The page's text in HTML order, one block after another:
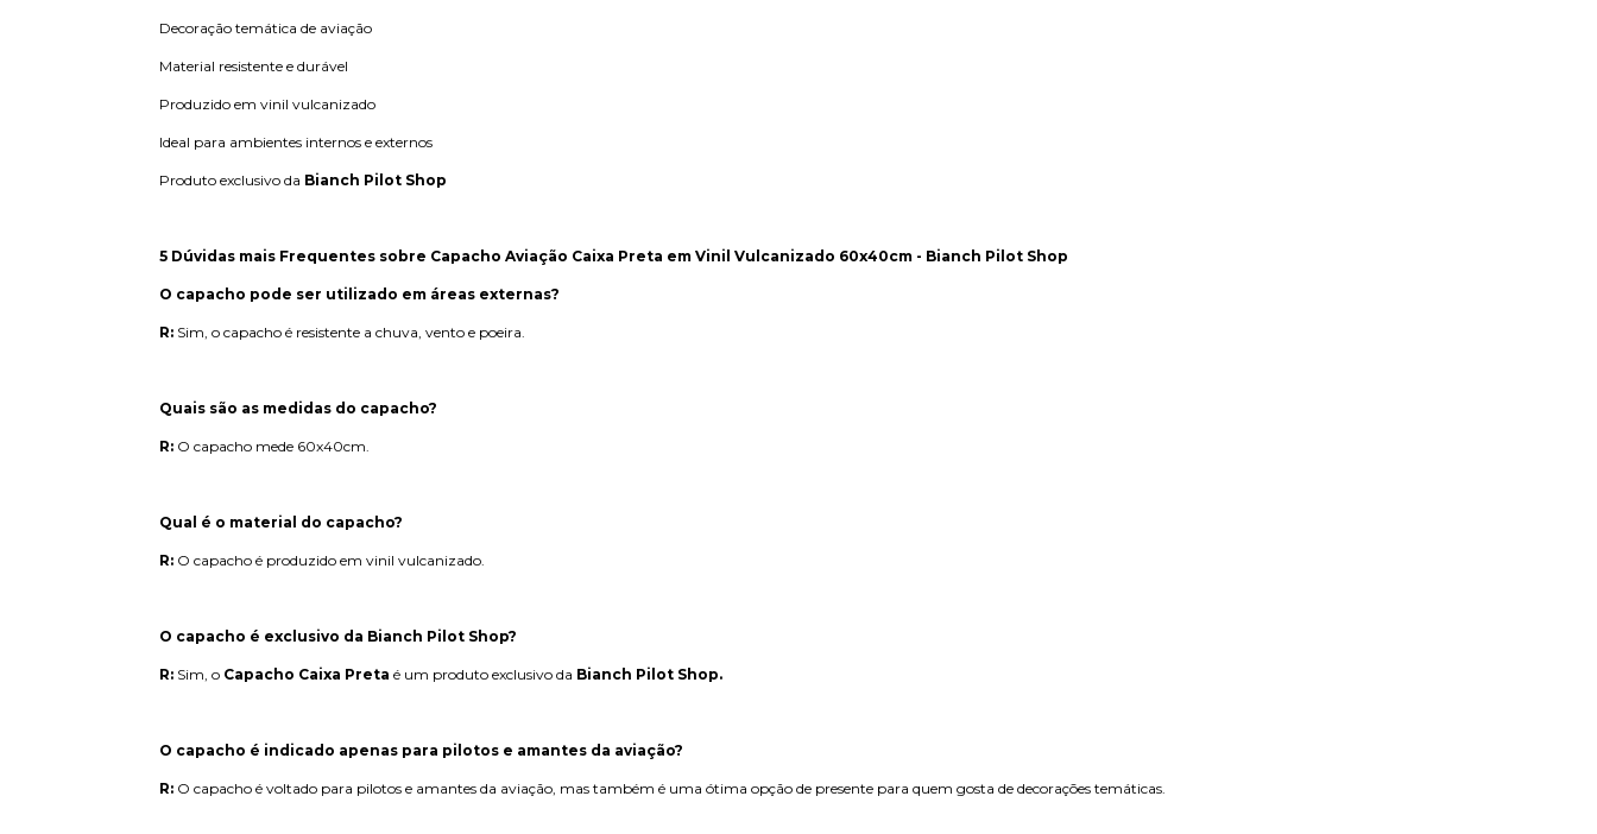
Decoração temática de aviação
Material resistente e durável
Produzido em vinil vulcanizado
Ideal para ambientes internos e externos
Produto exclusivo da Bianch Pilot Shop
5 Dúvidas mais Frequentes sobre Capacho Aviação Caixa Preta em Vinil Vulcanizado 60x40cm - Bianch Pilot Shop
O capacho pode ser utilizado em áreas externas?
R: Sim, o capacho é resistente a chuva, vento e poeira.
Quais são as medidas do capacho?
R: O capacho mede 60x40cm.
Qual é o material do capacho?
R: O capacho é produzido em vinil vulcanizado.
O capacho é exclusivo da Bianch Pilot Shop?
R: Sim, o Capacho Caixa Preta é um produto exclusivo da Bianch Pilot Shop.
O capacho é indicado apenas para pilotos e amantes da aviação?
R: O capacho é voltado para pilotos e amantes da aviação, mas também é uma ótima opção de presente para quem gosta de decorações temáticas.